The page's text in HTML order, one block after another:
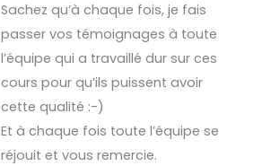
Sachez qu’à chaque fois, je fais
passer vos témoignages à toute
l’équipe qui a travaillé dur sur ces
cours pour qu’ils puissent avoir
cette qualité :-)
Et à chaque fois toute l’équipe se
réjouit et vous remercie.